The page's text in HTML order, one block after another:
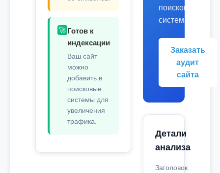
🚀 Готов к
индексации
Ваш сайт
можно
добавить в
поисковые
системы для
увеличения
трафика.
поисковых
системах.
Заказать
аудит
сайта
Детали
анализа
Заголовок